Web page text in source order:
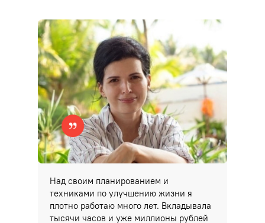
Над своим планированием и
техниками по улучшению жизни я
плотно работаю много лет. Вкладывала
тысячи часов и уже миллионы рублей